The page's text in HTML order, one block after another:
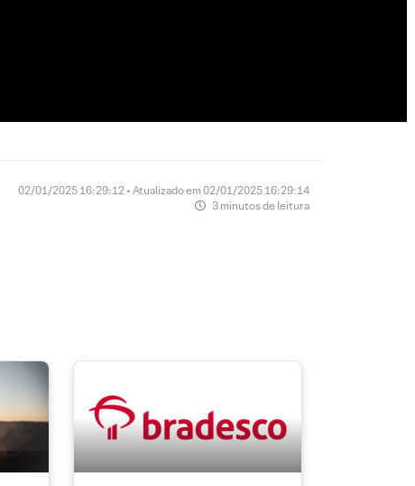
02/01/2025 16:29:12 • Atualizado em 02/01/2025 16:29:14
3 minutos de leitura